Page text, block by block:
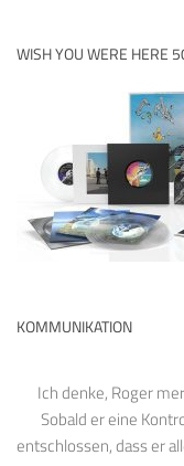
WISH YOU WERE HERE
KOMMUNIKATION
Ich denke, Roger
Sobald er eine
entschlossen, dass er